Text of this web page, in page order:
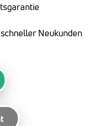
Neukunden